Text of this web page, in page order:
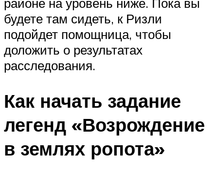
будете там сидеть, к Ризли
подойдет помощница, чтобы
доложить о результатах
расследования.
Как начать задание
легенд «Возрождение
в землях ропота»